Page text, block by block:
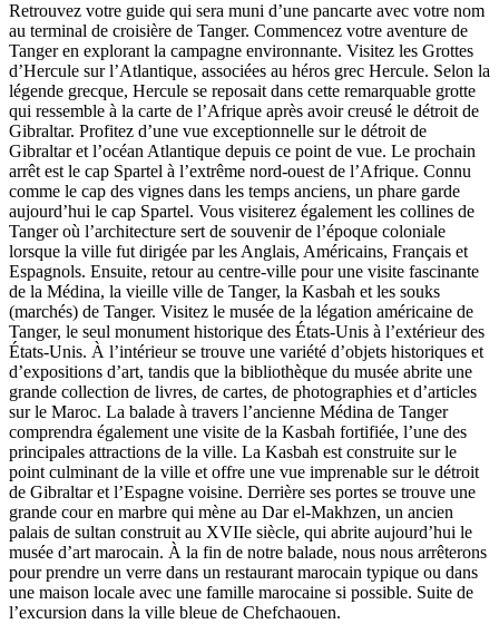
Retrouvez votre guide qui sera muni d’une pancarte avec votre nom
au terminal de croisière de Tanger. Commencez votre aventure de
Tanger en explorant la campagne environnante. Visitez les Grottes
d’Hercule sur l’Atlantique, associées au héros grec Hercule. Selon la
légende grecque, Hercule se reposait dans cette remarquable grotte
qui ressemble à la carte de l’Afrique après avoir creusé le détroit de
Gibraltar. Profitez d’une vue exceptionnelle sur le détroit de
Gibraltar et l’océan Atlantique depuis ce point de vue. Le prochain
arrêt est le cap Spartel à l’extrême nord-ouest de l’Afrique. Connu
comme le cap des vignes dans les temps anciens, un phare garde
aujourd’hui le cap Spartel. Vous visiterez également les collines de
Tanger où l’architecture sert de souvenir de l’époque coloniale
lorsque la ville fut dirigée par les Anglais, Américains, Français et
Espagnols. Ensuite, retour au centre-ville pour une visite fascinante
de la Médina, la vieille ville de Tanger, la Kasbah et les souks
(marchés) de Tanger. Visitez le musée de la légation américaine de
Tanger, le seul monument historique des États-Unis à l’extérieur des
États-Unis. À l’intérieur se trouve une variété d’objets historiques et
d’expositions d’art, tandis que la bibliothèque du musée abrite une
grande collection de livres, de cartes, de photographies et d’articles
sur le Maroc. La balade à travers l’ancienne Médina de Tanger
comprendra également une visite de la Kasbah fortifiée, l’une des
principales attractions de la ville. La Kasbah est construite sur le
point culminant de la ville et offre une vue imprenable sur le détroit
de Gibraltar et l’Espagne voisine. Derrière ses portes se trouve une
grande cour en marbre qui mène au Dar el-Makhzen, un ancien
palais de sultan construit au XVIIe siècle, qui abrite aujourd’hui le
musée d’art marocain. À la fin de notre balade, nous nous arrêterons
pour prendre un verre dans un restaurant marocain typique ou dans
une maison locale avec une famille marocaine si possible. Suite de
l’excursion dans la ville bleue de Chefchaouen.